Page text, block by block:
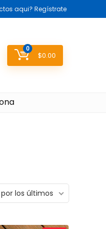
aqui? Regístrate
0
$0.00
los últimos